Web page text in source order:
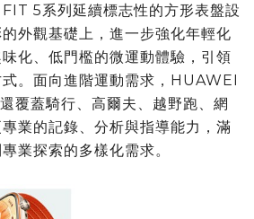
5系列延續標志性的方形表盤設
外觀基礎上，進一步強化年輕化
化、低門檻的微運動體驗，引領
。面向進階運動需求，HUAWEI
覆蓋騎行、高爾夫、越野跑、網
業的記錄、分析與指導能力，滿
業探索的多樣化需求。